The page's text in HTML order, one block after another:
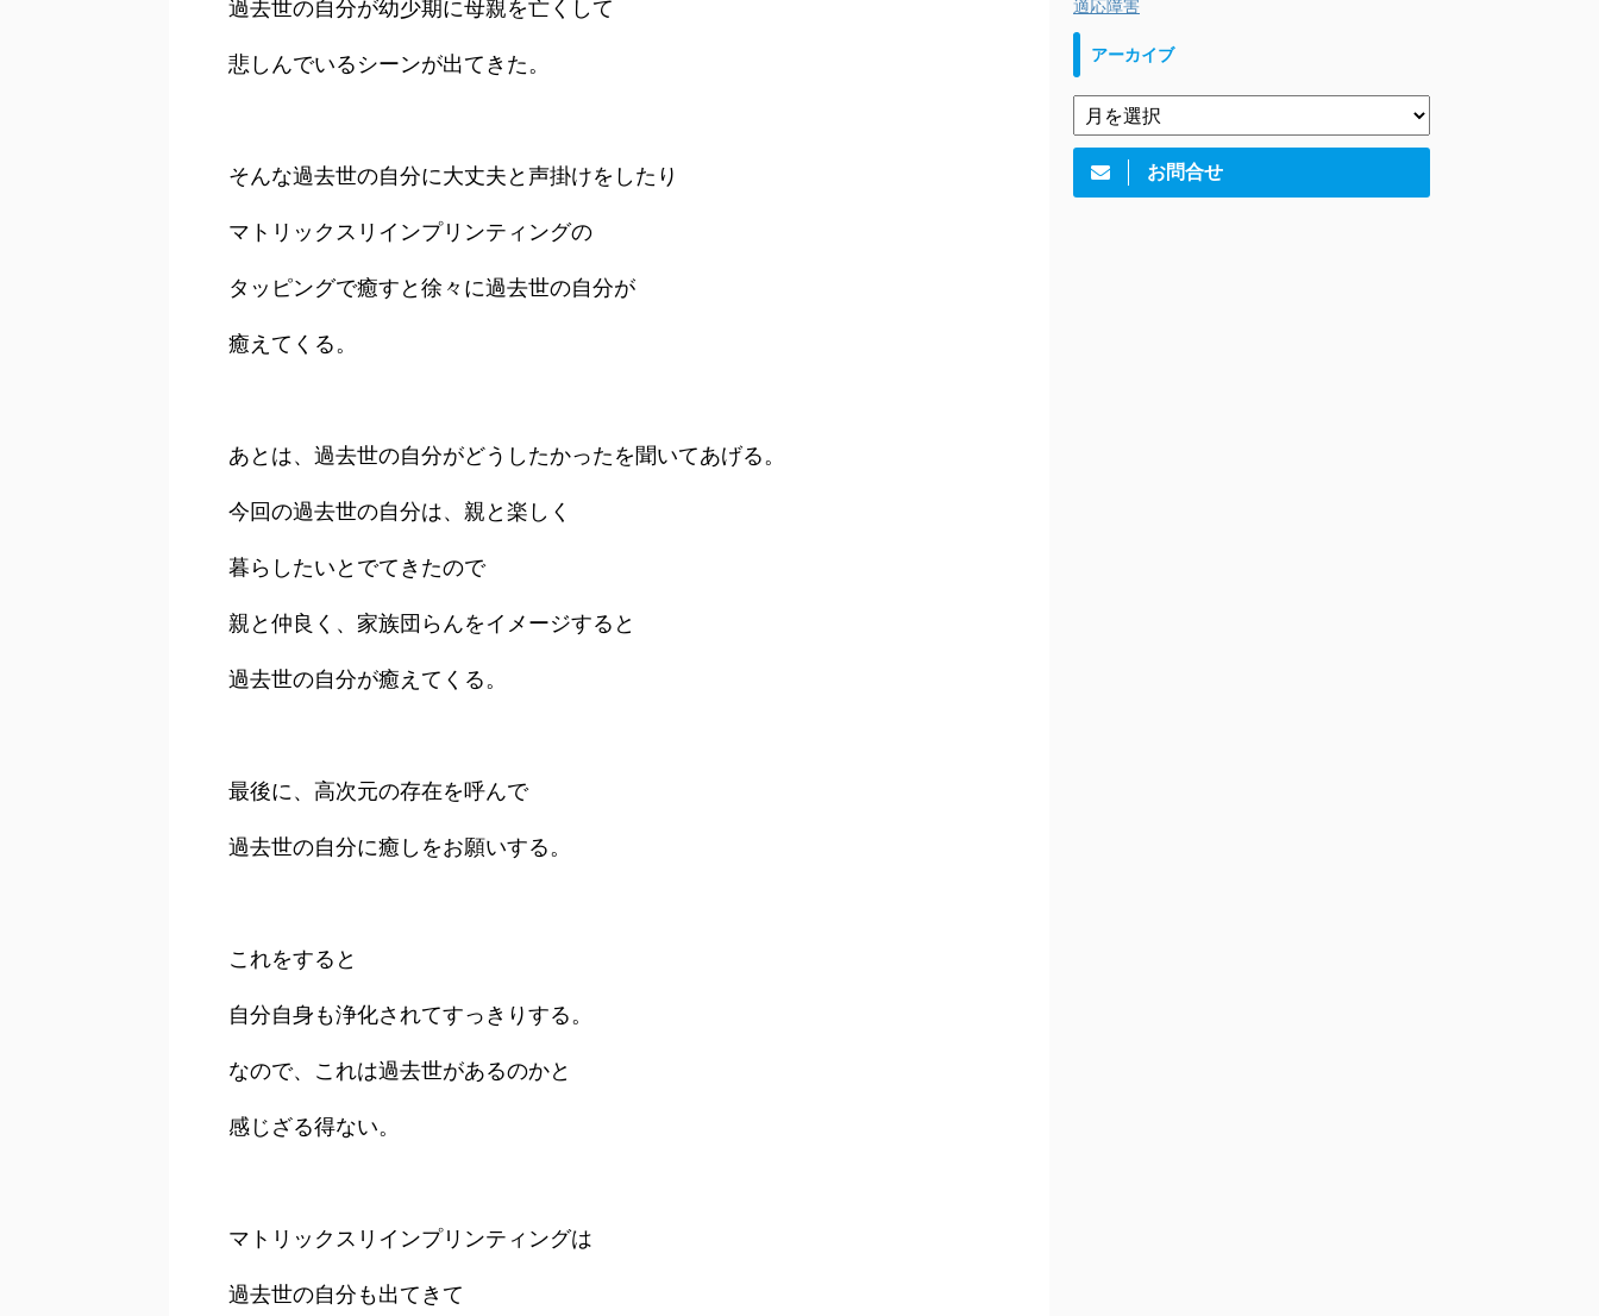
過去世の自分が幼少期に母親を亡くして
悲しんでいるシーンが出てきた。
そんな過去世の自分に大丈夫と声掛けをしたり
マトリックスリインプリンティングの
タッピングで癒すと徐々に過去世の自分が
癒えてくる。
あとは、過去世の自分がどうしたかったを聞いてあげる。
今回の過去世の自分は、親と楽しく
暮らしたいとでてきたので
親と仲良く、家族団らんをイメージすると
過去世の自分が癒えてくる。
最後に、高次元の存在を呼んで
過去世の自分に癒しをお願いする。
これをすると
自分自身も浄化されてすっきりする。
なので、これは過去世があるのかと
感じざる得ない。
マトリックスリインプリンティングは
過去世の自分も出てきて
適応障害
アーカイブ
お問合せ